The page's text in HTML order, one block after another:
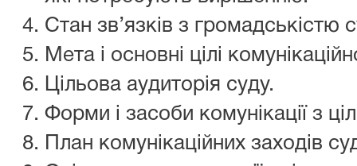
Стан зв’язків з громадськістю
Мета і основні цілі
Цільова аудиторія суду.
Форми і засоби комунікації з
План комунікаційних заходів